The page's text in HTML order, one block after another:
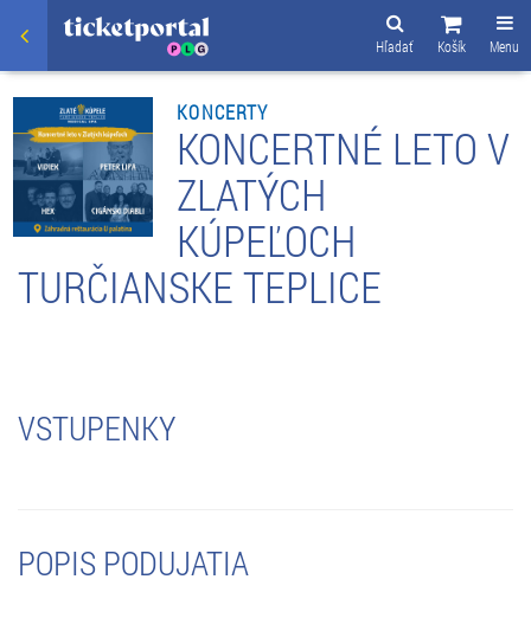
Menu
Košík
Hľadať
KONCERTY
KONCERTNÉ LETO V
ZLATÝCH
KÚPEĽOCH
TURČIANSKE TEPLICE
VSTUPENKY
POPIS PODUJATIA